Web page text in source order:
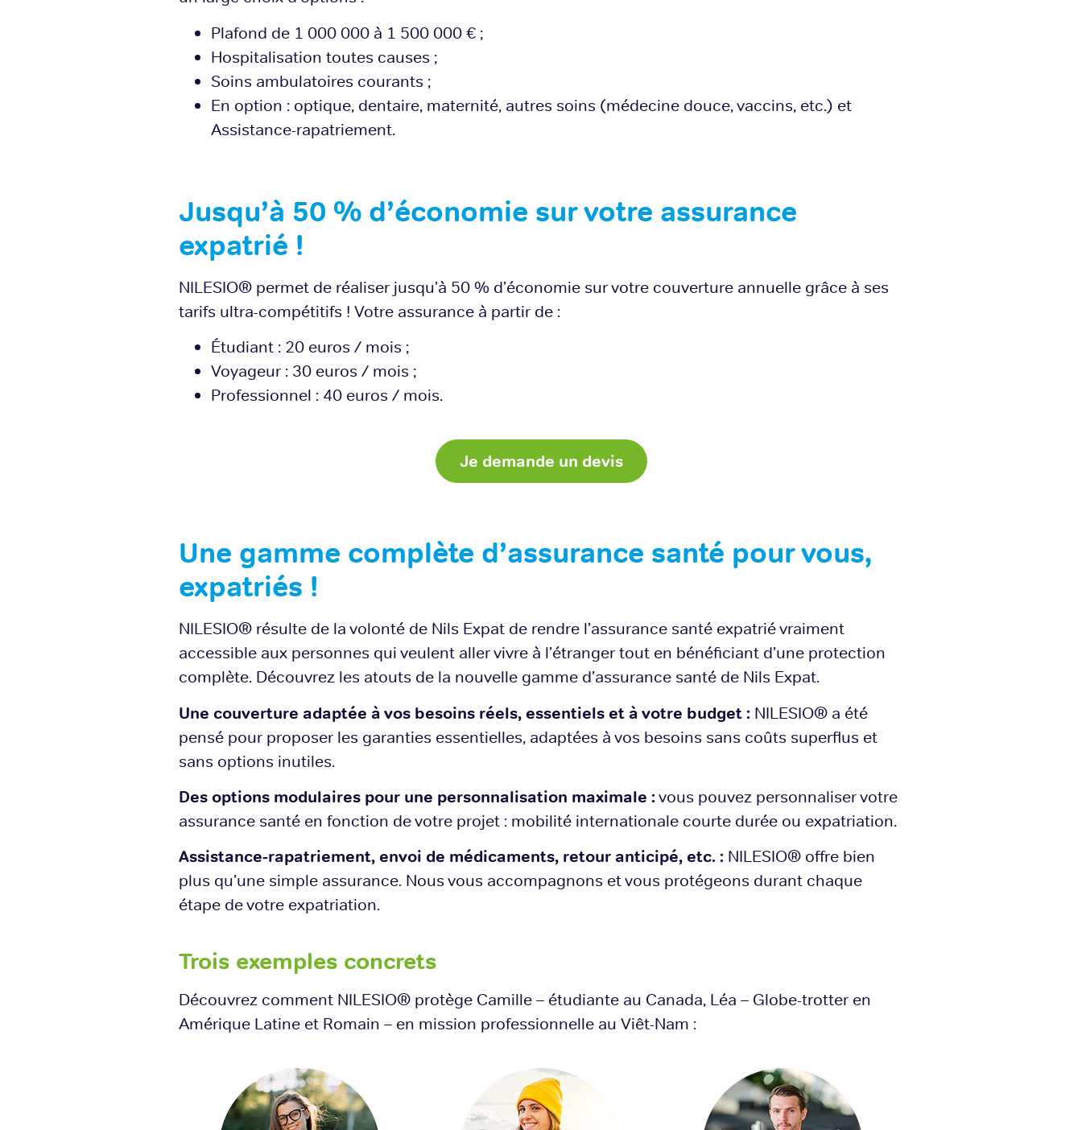
Plafond de 1 000 000 à 1 500 000 € ;
Hospitalisation toutes causes ;
Soins ambulatoires courants ;
En option : optique, dentaire, maternité, autres soins (médecine douce, vaccins, etc.) et
Assistance-rapatriement.
Jusqu’à 50 % d’économie sur votre assurance
expatrié !
NILESIO® permet de réaliser jusqu’à 50 % d’économie sur votre couverture annuelle grâce à ses
tarifs ultra-compétitifs ! Votre assurance à partir de :
Étudiant : 20 euros / mois ;
Voyageur : 30 euros / mois ;
Professionnel : 40 euros / mois.
Je demande un devis
Une gamme complète d’assurance santé pour vous,
expatriés !
NILESIO® résulte de la volonté de Nils Expat de rendre l’assurance santé expatrié vraiment
accessible aux personnes qui veulent aller vivre à l’étranger tout en bénéficiant d’une protection
complète. Découvrez les atouts de la nouvelle gamme d’assurance santé de Nils Expat.
Une couverture adaptée à vos besoins réels, essentiels et à votre budget : NILESIO® a été
pensé pour proposer les garanties essentielles, adaptées à vos besoins sans coûts superflus et
sans options inutiles.
Des options modulaires pour une personnalisation maximale :vous pouvez personnaliser votre
assurance santé en fonction de votre projet : mobilité internationale courte durée ou expatriation.
Assistance-rapatriement, envoi de médicaments, retour anticipé, etc. : NILESIO® offre bien
plus qu’une simple assurance. Nous vous accompagnons et vous protégeons durant chaque
étape de votre expatriation.
Trois exemples concrets
Découvrez comment NILESIO® protège Camille – étudiante au Canada, Léa – Globe-trotter en
Amérique Latine et Romain – en mission professionnelle au Viêt-Nam :